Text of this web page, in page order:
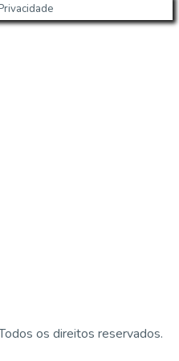
os direitos reservados.